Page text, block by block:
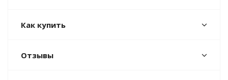
Как купить
Отзывы